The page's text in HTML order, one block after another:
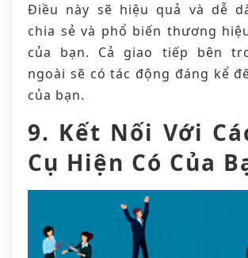
Điều này sẽ hiệu quả và dễ
chia sẻ và phổ biến thương
của bạn. Cả giao tiếp bên
ngoài sẽ có tác động đáng kể
của bạn.
9. Kết Nối Với
Cụ Hiện Có Của